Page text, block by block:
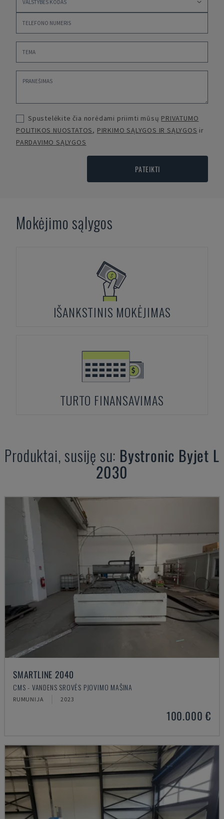
Spustelėkite čia norėdami priimti mūsų PRIVATUMO
POLITIKOS NUOSTATOS, PIRKIMO SĄLYGOS IR SĄLYGOS ir
PARDAVIMO SĄLYGOS
PATEIKTI
Mokėjimo sąlygos
IŠANKSTINIS MOKĖJIMAS
TURTO FINANSAVIMAS
Produktai, susiję su: Bystronic Byjet L
2030
SMARTLINE 2040
CMS - VANDENS SROVĖS PJOVIMO MAŠINA
RUMUNIJA 2023
100.000 €